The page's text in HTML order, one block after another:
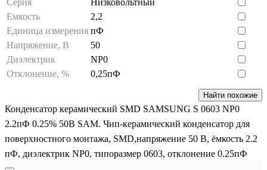
Серия
Низковольтный
Емкость
2,2
Единица измерения пФ
Напряжение, В
50
Диэлектрик
NP0
Отклонение, %
0,25пФ
Найти похожие
Конденсатор керамический SMD SAMSUNG S 0603 NP0
2.2пФ 0.25% 50В SAM. Чип-керамический конденсатор для
поверхностного монтажа, SMD,напряжение 50 В, ёмкость 2.2
пФ, диэлектрик NP0, типоразмер 0603, отклонение 0.25пФ